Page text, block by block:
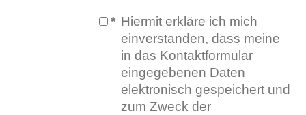
* Hiermit erkläre ich mich
einverstanden, dass meine
in das Kontaktformular
eingegebenen Daten
elektronisch gespeichert und
zum Zweck der